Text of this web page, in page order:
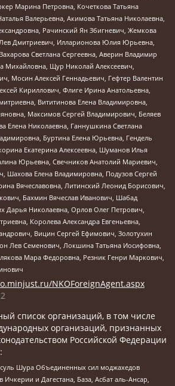
Марина Петровна, Кочеткова Татьяна
Валерьевна, Акимова Татьяна Николаевна,
Рачинский Ян Збигневич, Жемкова
Лев Дмитриевич, Илларионова Юлия Юрьевна,
Светлана Сергеевна, Аверин Владимир
Михайловна, Щур Николай Алексеевич,
Мосин Алексей Геннадьевич, Гефтер Валентин
Кириллович, Флиге Ирина Анатольевна,
Вититинова Елена Владимировна,
Максимов Сергей Владимирович, Беляев
Елена Николаевна, Ганнушкина Светлана
Буртина Елена Юрьевна, Гендель
Екатерина Алексеевна, Шуманов Илья
Юрьевна, Свечников Анатолий Мариевич,
Шахова Елена Владимировна, Подузов Сергей
Вячеславовна, Литинский Леонид Борисович,
Бахмин Вячеслав Иванович, Шабад
Дарья Николаевна, Орлов Олег Петрович,
Королева Александра Евгеньевна,
Вицин Сергей Ефимович, Золотухин
Лев Семенович, Локшина Татьяна Иосифовна,
Мара Федоровна, Резник Генри Маркович,
NKOForeignAgent.aspx
список организаций, в том числе
организаций, признанных
Российской Федерации
Шура Объединенных сил моджахедов
Ичкерии и Дагестана, База, Асбат аль-Ансар,